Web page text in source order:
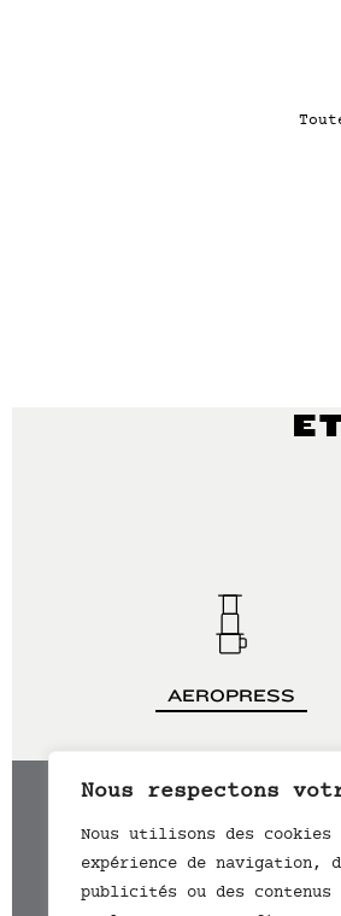
Nous respectons
Nous utilisons des
expérience de navigation,
publicités ou des contenus
AEROPRESS
TORRÉFIÉ À BORDEAUX